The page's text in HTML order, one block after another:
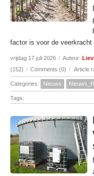
factor is voor de
vrijdag 17 juli 2026 / Auteur:
(152) / Comments (0) / Article
Categories: Nieuws
Tags: